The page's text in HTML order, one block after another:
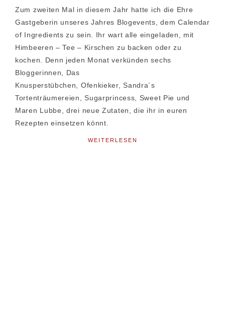
Zum zweiten Mal in diesem Jahr hatte ich die Ehre
Gastgeberin unseres Jahres Blogevents, dem Calendar
of Ingredients zu sein. Ihr wart alle eingeladen, mit
Himbeeren – Tee – Kirschen zu backen oder zu
kochen. Denn jeden Monat verkünden sechs
Bloggerinnen, Das
Knusperstübchen, Ofenkieker, Sandra´s
Tortenträumereien, Sugarprincess, Sweet Pie und
Maren Lubbe, drei neue Zutaten, die ihr in euren
Rezepten einsetzen könnt.
WEITERLESEN